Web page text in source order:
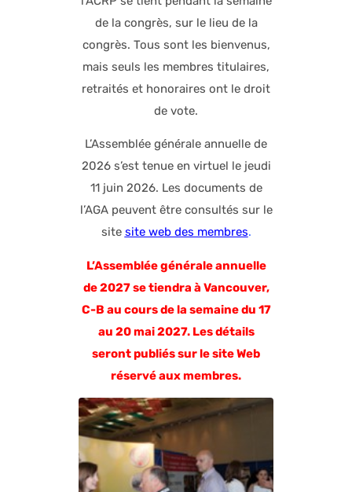
de la congrès, sur le lieu de la
congrès. Tous sont les bienvenus,
mais seuls les membres titulaires,
retraités et honoraires ont le droit
de vote.
L’Assemblée générale annuelle de
2026 s’est tenue en virtuel le jeudi
11 juin 2026. Les documents de
l’AGA peuvent être consultés sur le
site site web des membres.
L’Assemblée générale annuelle
de 2027 se tiendra à Vancouver,
C-B au cours de la semaine du 17
au 20 mai 2027. Les détails
seront publiés sur le site Web
réservé aux membres.